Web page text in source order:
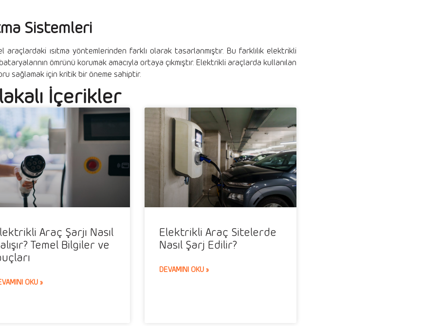
Sistemleri
araçlardaki ısıtma yöntemlerinden farklı olarak tasarlanmıştır. Bu farklılık elektrikli
ömrünü korumak amacıyla ortaya çıkmıştır. Elektrikli araçlarda kullanılan
sağlamak için kritik bir öneme sahiptir.
İçerikler
Araç Şarjı Nasıl
Temel Bilgiler ve
OKU »
Elektrikli Araç Sitelerde
Nasıl Şarj Edilir?
DEVAMINI OKU »